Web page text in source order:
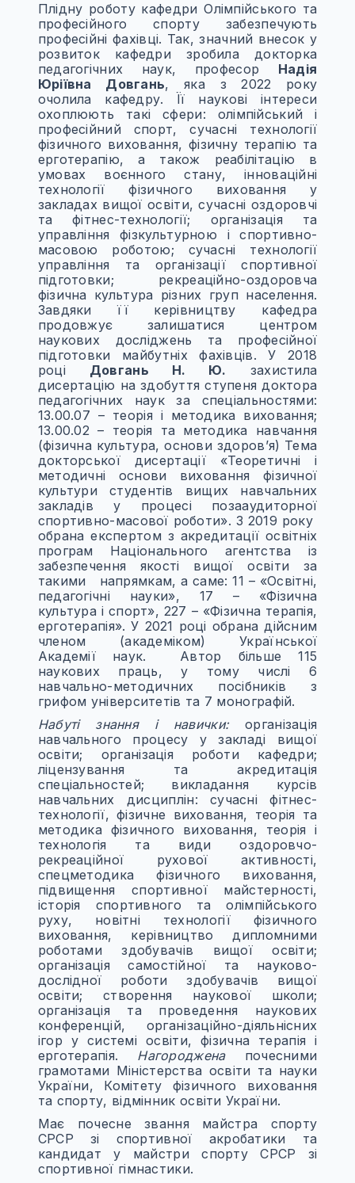
Плідну роботу кафедри Олімпійського та
професійного спорту забезпечують
професійні фахівці. Так, значний внесок у
розвиток кафедри зробила докторка
педагогічних наук, професор Надія
Юріївна Довгань, яка з 2022 року
очолила кафедру. Її наукові інтереси
охоплюють такі сфери: олімпійський і
професійний спорт, сучасні технології
фізичного виховання, фізичну терапію та
ерготерапію, а також реабілітацію в
умовах воєнного стану, інноваційні
технології фізичного виховання у
закладах вищої освіти, сучасні оздоровчі
та фітнес-технології; організація та
управління фізкультурною і спортивно-
масовою роботою; сучасні технології
управління та організації спортивної
підготовки; рекреаційно-оздоровча
фізична культура різних груп населення.
Завдяки її керівництву кафедра
продовжує залишатися центром
наукових досліджень та професійної
підготовки майбутніх фахівців. У 2018
році Довгань Н. Ю. захистила
дисертацію на здобуття ступеня доктора
педагогічних наук за спеціальностями:
13.00.07 – теорія і методика виховання;
13.00.02 – теорія та методика навчання
(фізична культура, основи здоров’я) Тема
докторської дисертації «Теоретичні і
методичні основи виховання фізичної
культури студентів вищих навчальних
закладів у процесі позааудиторної
спортивно-масової роботи». З 2019 року
обрана експертом з акредитації освітніх
програм Національного агентства із
забезпечення якості вищої освіти за
такими напрямкам, а саме: 11 – «Освітні,
педагогічні науки», 17 – «Фізична
культура і спорт», 227 – «Фізична терапія,
ерготерапія». У 2021 році обрана дійсним
членом (академіком) Української
Академії наук. Автор більше 115
наукових праць, у тому числі 6
навчально-методичних посібників з
грифом університетів та 7 монографій.
Набуті знання і навички:організація
навчального процесу у закладі вищої
освіти; організація роботи кафедри;
ліцензування та акредитація
спеціальностей; викладання курсів
навчальних дисциплін: сучасні фітнес-
технології, фізичне виховання, теорія та
методика фізичного виховання, теорія і
технологія та види оздоровчо-
рекреаційної рухової активності,
спецметодика фізичного виховання,
підвищення спортивної майстерності,
історія спортивного та олімпійського
руху, новітні технології фізичного
виховання, керівництво дипломними
роботами здобувачів вищої освіти;
організація самостійної та науково-
дослідної роботи здобувачів вищої
освіти; створення наукової школи;
організація та проведення наукових
конференцій, організаційно-діяльнісних
ігор у системі освіти, фізична терапія і
ерготерапія. Нагороджена почесними
грамотами Міністерства освіти та науки
України, Комітету фізичного виховання
та спорту, відмінник освіти України.
Має почесне звання майстра спорту
СРСР зі спортивної акробатики та
кандидат у майстри спорту СРСР зі
спортивної гімнастики.